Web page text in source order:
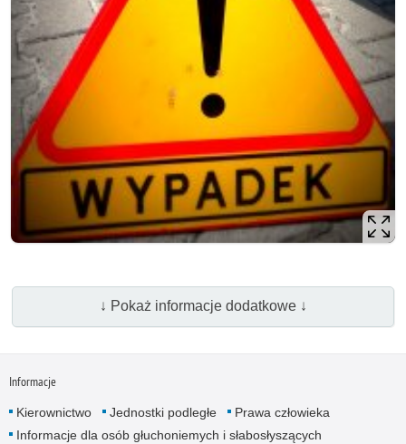
↓ Pokaż informacje dodatkowe ↓
Informacje
Kierownictwo Jednostki podległe
Prawa człowieka
Informacje dla osób głuchoniemych i słabosłyszących